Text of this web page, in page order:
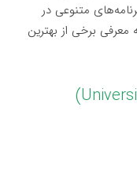
متنوعی در
معرفی برخی از بهترین